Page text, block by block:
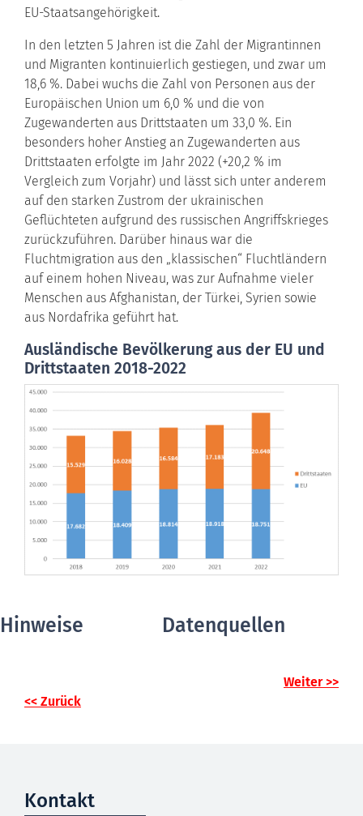
EU-Staatsangehörigkeit.
In den letzten 5 Jahren ist die Zahl der Migrantinnen
und Migranten kontinuierlich gestiegen, und zwar um
18,6 %. Dabei wuchs die Zahl von Personen aus der
Europäischen Union um 6,0 % und die von
Zugewanderten aus Drittstaaten um 33,0 %. Ein
besonders hoher Anstieg an Zugewanderten aus
Drittstaaten erfolgte im Jahr 2022 (+20,2 % im
Vergleich zum Vorjahr) und lässt sich unter anderem
auf den starken Zustrom der ukrainischen
Geflüchteten aufgrund des russischen Angriffskrieges
zurückzuführen. Darüber hinaus war die
Fluchtmigration aus den „klassischen“ Fluchtländern
auf einem hohen Niveau, was zur Aufnahme vieler
Menschen aus Afghanistan, der Türkei, Syrien sowie
aus Nordafrika geführt hat.
Ausländische Bevölkerung aus der EU und
Drittstaaten 2018-2022
Hinweise Datenquellen
Weiter >>
<< Zurück
Kontakt